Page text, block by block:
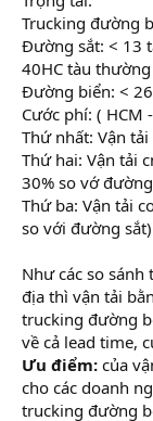
Trucking đường
Đường sắt: < 13
40HC tàu thường
Đường biển: <
Cước phí: ( HCM
Thứ nhất: Vận
Thứ hai: Vận tải
30% so vớ
Thứ ba: Vận tải
so với đường sắt)
Như các so
địa thì vận tải
trucking đường
về cả lead time,
Ưu điểm: của
cho các doanh
trucking đường